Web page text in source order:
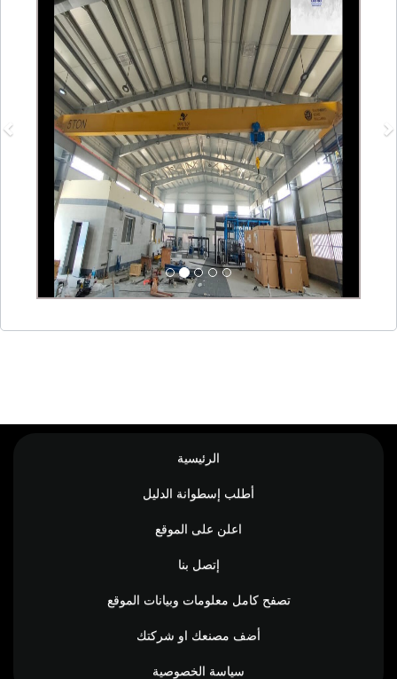
الرئيسية
أطلب إسطوانة الدليل
اعلن على الموقع
إتصل بنا
تصفح كامل معلومات وبيانات الموقع
أضف مصنعك او شركتك
سياسة الخصوصية